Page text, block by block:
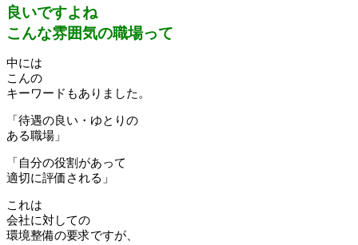
良いですよね
こんな雰囲気の職場って
中には
こんの
キーワードもありました。
「待遇の良い・ゆとりの
ある職場」
「自分の役割があって
適切に評価される」
これは
会社に対しての
環境整備の要求ですが、